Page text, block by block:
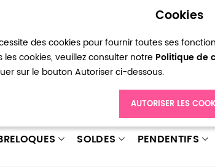
Cookies
des cookies pour fournir toutes ses
cookies, veuillez consulter notre Politique de
sur le bouton Autoriser ci-dessous.
AUTORISER LES
Mon compte Ma liste d’envies
SOLDES PENDENTIFS